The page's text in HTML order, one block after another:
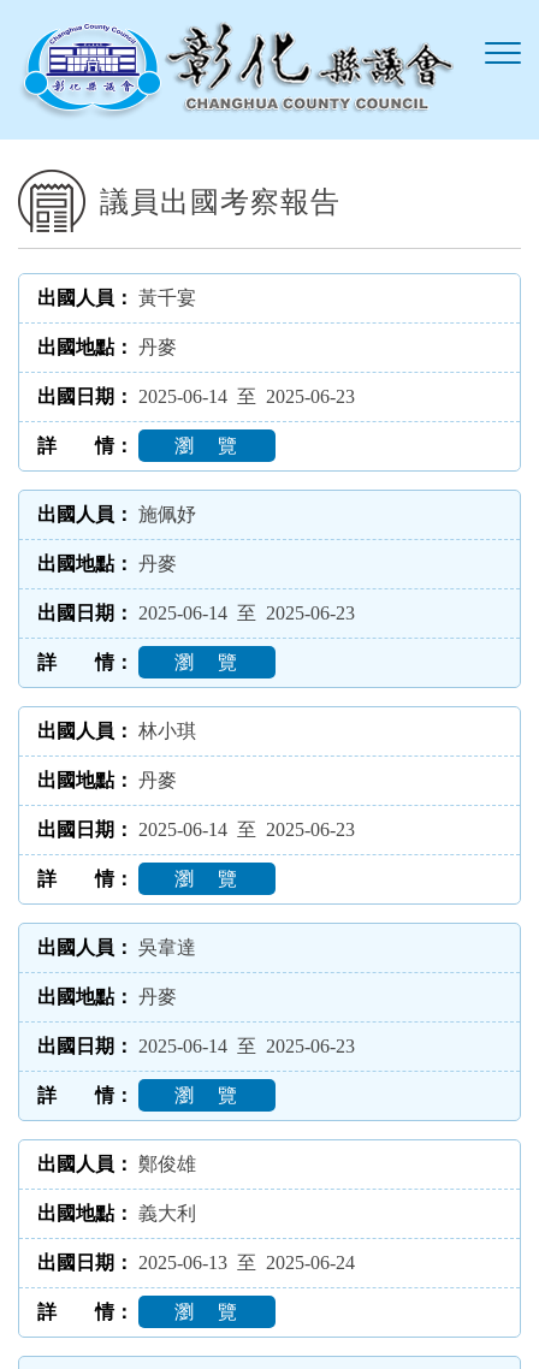
議員出國考察報告
黃千宴
丹麥
2025-06-14 至 2025-06-23
瀏 覽
施佩妤
丹麥
2025-06-14 至 2025-06-23
瀏 覽
林小琪
丹麥
2025-06-14 至 2025-06-23
瀏 覽
吳韋達
丹麥
2025-06-14 至 2025-06-23
瀏 覽
鄭俊雄
義大利
2025-06-13 至 2025-06-24
瀏 覽